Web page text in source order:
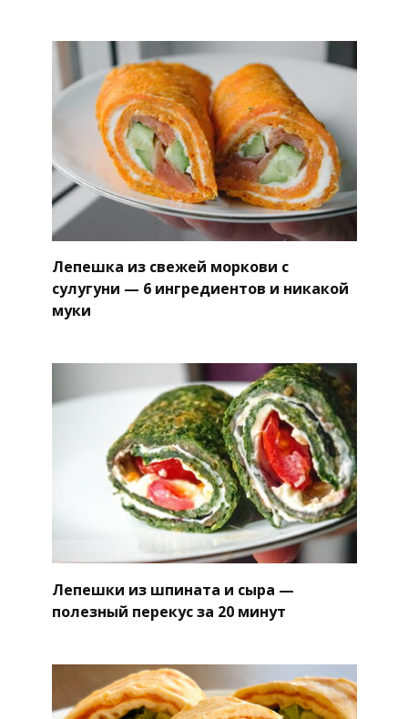
Лепешка из свежей моркови с
сулугуни — 6 ингредиентов и никакой
муки
Лепешки из шпината и сыра —
полезный перекус за 20 минут